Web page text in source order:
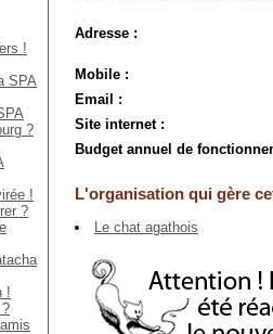
!
SPA
?
!
?
!
Adresse :
Mobile :
Email :
Site internet :
Budget annuel de
L'organisation qui gère
Le chat agathois